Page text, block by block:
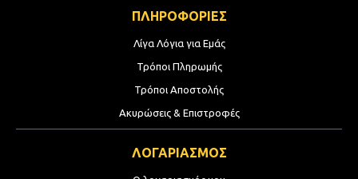
ΠΛΗΡΟΦΟΡΙΕΣ
Λίγα Λόγια για Εμάς
Τρόποι Πληρωμής
Τρόποι Αποστολής
Ακυρώσεις & Επιστροφές
ΛΟΓΑΡΙΑΣΜΟΣ